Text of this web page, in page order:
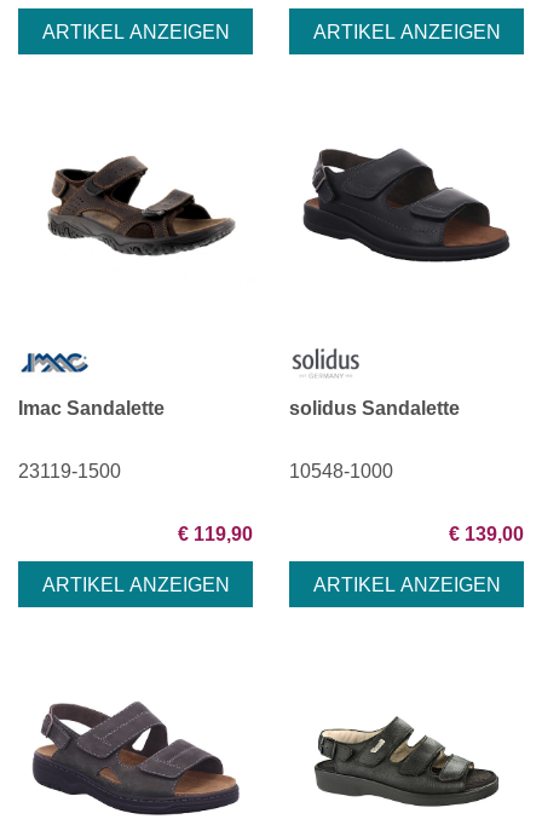
Imac Sandalette
23119-1500
€ 119,90
solidus Sandalette
10548-1000
€ 139,00